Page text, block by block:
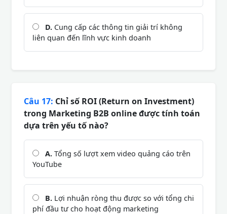
D. Cung cấp các thông tin giải trí không
liên quan đến lĩnh vực kinh doanh
Câu 17: Chỉ số ROI (Return on Investment)
trong Marketing B2B online được tính toán
dựa trên yếu tố nào?
A. Tổng số lượt xem video quảng cáo trên
YouTube
B. Lợi nhuận ròng thu được so với tổng chi
phí đầu tư cho hoạt động marketing